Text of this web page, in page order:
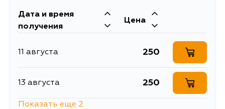
Дата и время
получения
Цена
11 августа 250
13 августа 250
Показать еще 2